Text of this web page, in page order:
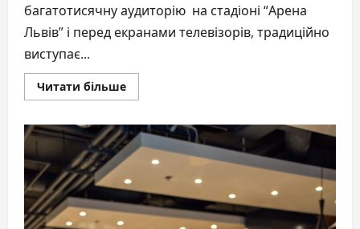
багатотисячну аудиторію на стадіоні “Арена
Львів” і перед екранами телевізорів, традиційно
виступає...
Читати більшеДокладніше
про
«Ukrainian
Song
Project/
Українська
пісня» дає
потужний
старт
молодим
виконавцям